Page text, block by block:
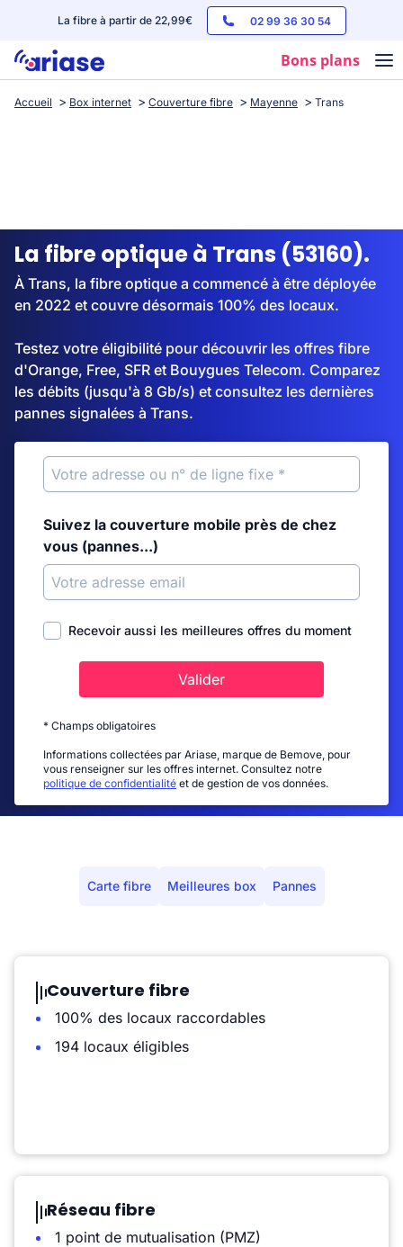
La fibre à partir de 22,99€ 02 99 36 30 54
Bons plans
Box internet
Streaming
Accueil Box internet Couverture fibre Mayenne Trans
La fibre optique à Trans (53160).
À Trans, la fibre optique a commencé à être déployée
en 2022 et couvre désormais 100% des locaux.
Testez votre éligibilité pour découvrir les offres fibre
d'Orange, Free, SFR et Bouygues Telecom. Comparez
les débits (jusqu'à 8 Gb/s) et consultez les dernières
pannes signalées à Trans.
Suivez la couverture mobile près de chez
vous (pannes...)
Recevoir aussi les meilleures offres du moment
Valider
* Champs obligatoires
Informations collectées par Ariase, marque de Bemove, pour
vous renseigner sur les offres internet. Consultez notre
politique de confidentialité et de gestion de vos données.
Carte fibre Meilleures box Pannes
Couverture fibre
100% des locaux raccordables
194 locaux éligibles
Réseau fibre
1 point de mutualisation (PMZ)